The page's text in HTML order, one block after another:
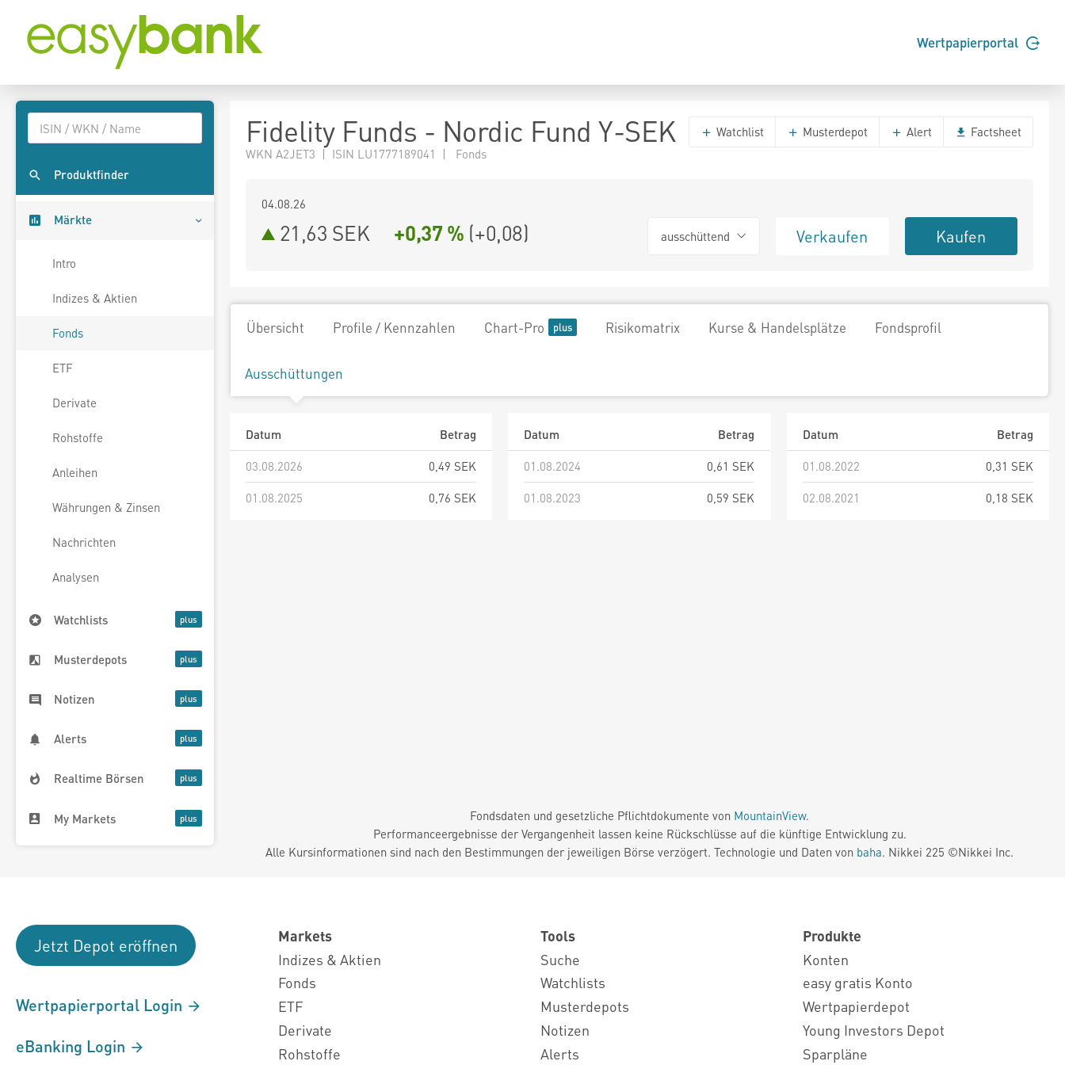
Wertpapierportal
Produktfinder
Märkte
Intro
Indizes & Aktien
Fonds
ETF
Derivate
Rohstoffe
Anleihen
Währungen & Zinsen
Nachrichten
Analysen
Watchlists
Musterdepots
Notizen
Alerts
Realtime Börsen
My Markets
Fidelity Funds - Nordic Fund Y-SEK
WKN A2JET3 | ISIN LU1777189041 | Fonds
Watchlist Musterdepot Alert Factsheet
04.08.26
21,63 SEK +0,37 % (+0,08) ausschüttend Verkaufen Kaufen
Übersicht Profile / Kennzahlen Chart-Pro Risikomatrix Kurse & Handelsplätze Fondsprofil
Ausschüttungen
Datum
Betrag
03.08.2026
0,49 SEK
01.08.2025
0,76 SEK
Datum
Betrag
01.08.2024
0,61 SEK
01.08.2023
0,59 SEK
Datum
Betrag
01.08.2022
0,31 SEK
02.08.2021
0,18 SEK
Fondsdaten und gesetzliche Pflichtdokumente von MountainView.
Performanceergebnisse der Vergangenheit lassen keine Rückschlüsse auf die künftige Entwicklung zu.
Alle Kursinformationen sind nach den Bestimmungen der jeweiligen Börse verzögert. Technologie und Daten von baha. Nikkei 225 ©Nikkei Inc.
Jetzt Depot eröffnen
Wertpapierportal Login
eBanking Login
Markets
Indizes & Aktien
Fonds
ETF
Derivate
Rohstoffe
Tools
Suche
Watchlists
Musterdepots
Notizen
Alerts
Produkte
Konten
easy gratis Konto
Wertpapierdepot
Young Investors Depot
Sparpläne